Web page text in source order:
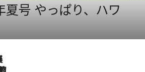
夏号 やっぱり、ハワ